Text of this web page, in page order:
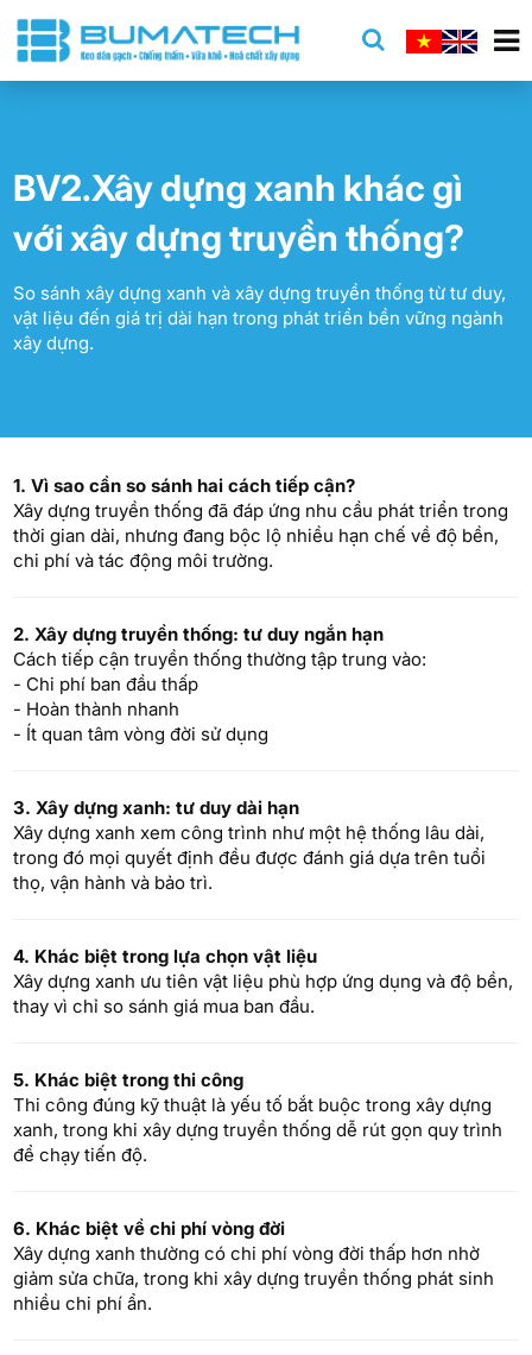
BV2.Xây dựng xanh khác gì
với xây dựng truyền thống?
So sánh xây dựng xanh và xây dựng truyền thống từ tư duy,
vật liệu đến giá trị dài hạn trong phát triển bền vững ngành
xây dựng.
1. Vì sao cần so sánh hai cách tiếp cận?
Xây dựng truyền thống đã đáp ứng nhu cầu phát triển trong
thời gian dài, nhưng đang bộc lộ nhiều hạn chế về độ bền,
chi phí và tác động môi trường.
2. Xây dựng truyền thống: tư duy ngắn hạn
Cách tiếp cận truyền thống thường tập trung vào:
- Chi phí ban đầu thấp
- Hoàn thành nhanh
- Ít quan tâm vòng đời sử dụng
3. Xây dựng xanh: tư duy dài hạn
Xây dựng xanh xem công trình như một hệ thống lâu dài,
trong đó mọi quyết định đều được đánh giá dựa trên tuổi
thọ, vận hành và bảo trì.
4. Khác biệt trong lựa chọn vật liệu
Xây dựng xanh ưu tiên vật liệu phù hợp ứng dụng và độ bền,
thay vì chỉ so sánh giá mua ban đầu.
5. Khác biệt trong thi công
Thi công đúng kỹ thuật là yếu tố bắt buộc trong xây dựng
xanh, trong khi xây dựng truyền thống dễ rút gọn quy trình
để chạy tiến độ.
6. Khác biệt về chi phí vòng đời
Xây dựng xanh thường có chi phí vòng đời thấp hơn nhờ
giảm sửa chữa, trong khi xây dựng truyền thống phát sinh
nhiều chi phí ẩn.